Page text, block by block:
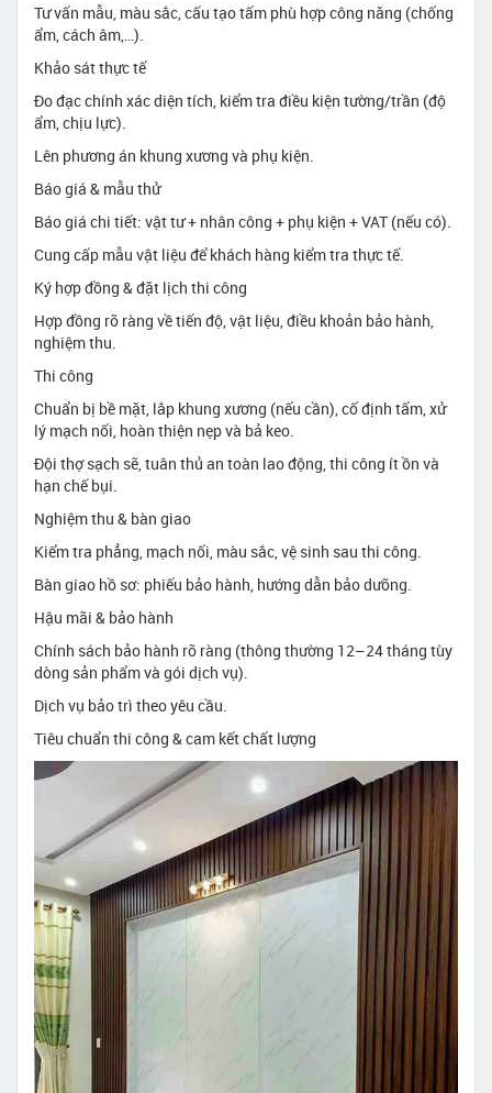
Tư vấn mẫu, màu sắc, cấu tạo tấm phù hợp công năng (chống
ẩm, cách âm,…).
Khảo sát thực tế
Đo đạc chính xác diện tích, kiểm tra điều kiện tường/trần (độ
ẩm, chịu lực).
Lên phương án khung xương và phụ kiện.
Báo giá & mẫu thử
Báo giá chi tiết: vật tư + nhân công + phụ kiện + VAT (nếu có).
Cung cấp mẫu vật liệu để khách hàng kiểm tra thực tế.
Ký hợp đồng & đặt lịch thi công
Hợp đồng rõ ràng về tiến độ, vật liệu, điều khoản bảo hành,
nghiệm thu.
Thi công
Chuẩn bị bề mặt, lắp khung xương (nếu cần), cố định tấm, xử
lý mạch nối, hoàn thiện nẹp và bả keo.
Đội thợ sạch sẽ, tuân thủ an toàn lao động, thi công ít ồn và
hạn chế bụi.
Nghiệm thu & bàn giao
Kiểm tra phẳng, mạch nối, màu sắc, vệ sinh sau thi công.
Bàn giao hồ sơ: phiếu bảo hành, hướng dẫn bảo dưỡng.
Hậu mãi & bảo hành
Chính sách bảo hành rõ ràng (thông thường 12–24 tháng tùy
dòng sản phẩm và gói dịch vụ).
Dịch vụ bảo trì theo yêu cầu.
Tiêu chuẩn thi công & cam kết chất lượng